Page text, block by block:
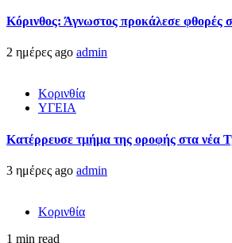
Κόρινθος: Άγνωστος προκάλεσε
2 ημέρες ago admin
Κορινθία
ΥΓΕΙΑ
Kατέρρευσε τμήμα της οροφής στα νέα
3 ημέρες ago admin
Κορινθία
1 min read